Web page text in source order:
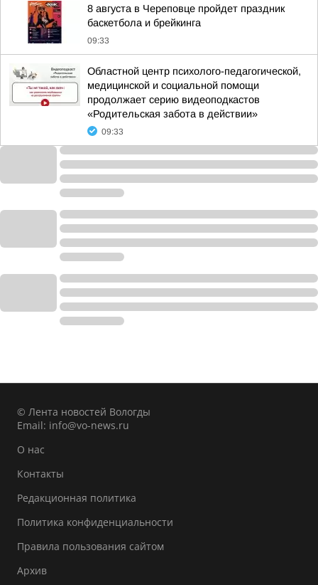
8 августа в Череповце пройдет праздник
баскетбола и брейкинга
09:33
Областной центр психолого-педагогической,
медицинской и социальной помощи
продолжает серию видеоподкастов
«Родительская забота в действии»
09:33
© Лента новостей Вологды
Email: info@vo-news.ru
О нас
Контакты
Редакционная политика
Политика конфиденциальности
Правила пользования сайтом
Архив